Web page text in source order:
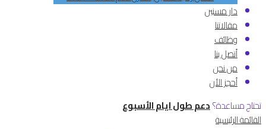
دار مسنين
مقالاتنا
وظائف
أتصل بنا
من نحن
أحجز الأن
تحتاج مساعدة؟دعم طول ايام الأسبوع
القائمة الرئيسية